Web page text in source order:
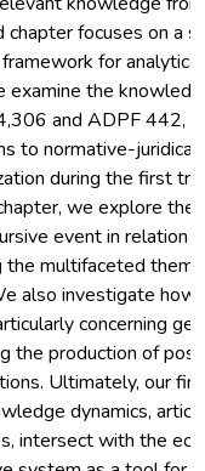
chapter focuses on a
for
examine the
and ADPF 442,
to normative-juridical
during the first
we explore the
event in relation
the multifaceted
also investigate
concerning
the production of
Ultimately, our
dynamics,
intersect with the